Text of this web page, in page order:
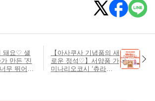
돼요♡ 샐
만든 '진
무 뛰어나
【아사쿠사 기념품의 새
로운 정석♡】서양풍 가
미나리오코시 ‘츄라